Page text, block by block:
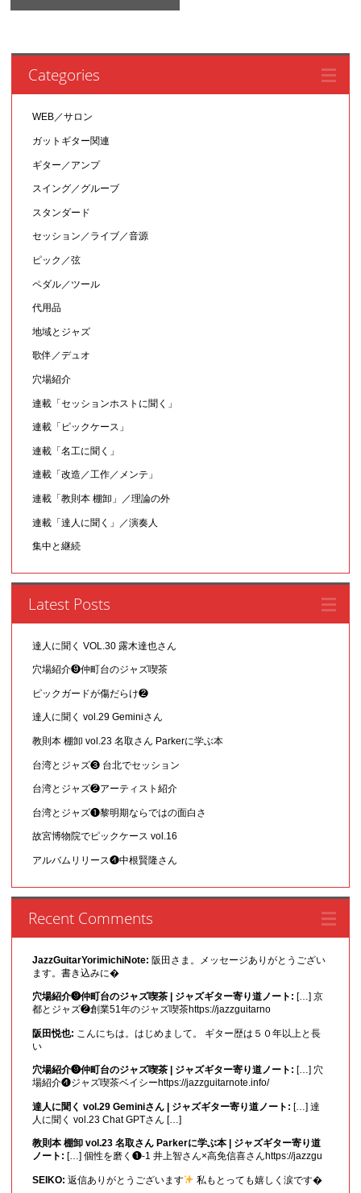
Categories
WEB／サロン
ガットギター関連
ギター／アンプ
スイング／グルーブ
スタンダード
セッション／ライブ／音源
ピック／弦
ペダル／ツール
代用品
地域とジャズ
歌伴／デュオ
穴場紹介
連載「セッションホストに聞く」
連載「ピックケース」
連載「名工に聞く」
連載「改造／工作／メンテ」
連載「教則本 棚卸」／理論の外
連載「達人に聞く」／演奏人
集中と継続
Latest Posts
達人に聞く VOL.30 露木達也さん
穴場紹介❾仲町台のジャズ喫茶
ピックガードが傷だらけ❷
達人に聞く vol.29 Geminiさん
教則本 棚卸 vol.23 名取さん Parkerに学ぶ本
台湾とジャズ❸ 台北でセッション
台湾とジャズ❷アーティスト紹介
台湾とジャズ❶黎明期ならではの面白さ
故宮博物院でピックケース vol.16
アルバムリリース❹中根賢隆さん
Recent Comments
JazzGuitarYorimichiNote: 阪田さま。メッセージありがとうござい
ます。書き込みに�
穴場紹介❾仲町台のジャズ喫茶 | ジャズギター寄り道ノート: […] 京
都とジャズ❷創業51年のジャズ喫茶https://jazzguitarno
阪田悦也: こんにちは。はじめまして。 ギター歴は５０年以上と長
い
穴場紹介❾仲町台のジャズ喫茶 | ジャズギター寄り道ノート: […] 穴
場紹介❹ジャズ喫茶ベイシーhttps://jazzguitarnote.info/
達人に聞く vol.29 Geminiさん | ジャズギター寄り道ノート: […] 達
人に聞く vol.23 Chat GPTさん […]
教則本 棚卸 vol.23 名取さん Parkerに学ぶ本 | ジャズギター寄り道
ノート: […] 個性を磨く❶-1 井上智さん×高免信喜さんhttps://jazzgu
SEIKO: 返信ありがとうございます 私もとっても嬉しく涙です�